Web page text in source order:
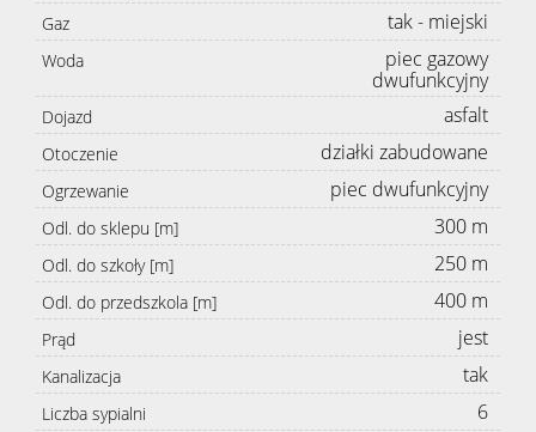
Gaz tak - miejski
Woda
piec gazowy
dwufunkcyjny
Dojazd asfalt
Otoczenie działki zabudowane
Ogrzewanie piec dwufunkcyjny
Odl. do sklepu [m] 300 m
Odl. do szkoły [m] 250 m
Odl. do przedszkola [m] 400 m
Prąd jest
Kanalizacja tak
Liczba sypialni 6